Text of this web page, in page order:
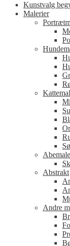
Kunstvalg
Malerier
Abstrakt
Andre